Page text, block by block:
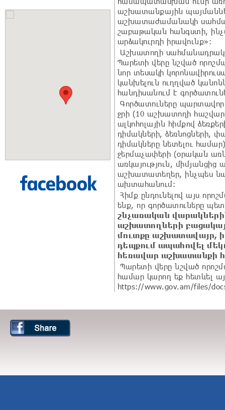
աշխատանքային
աշխատաժամանակի
շաբաթական հանգստի,
արձակուրդի իրավունք»:
Աշխատողի
Պարետի վերը նշված
նոր տեսակի
կանխելուն ուղղված
հանդիսանում է
Գործատուները
ջրի (10 աշխատողի
ալկոհոլային հիմքով
դիմակների, ձեռնոցների,
դիմակները նետելու
ջերմաչափերի (օրական
առկայություն,
աշխատատեղեր, ինչպես
ախտահանում:
Հիմք ընդունելով այս
ենք, որ գործատուները
շնչառական
աշխատողների
մուտքը աշխատավայր,
դեպքում ապահովել
հեռավար աշխատանքի
Պարետի վերը նշված
համար կարող եք հետևել
https://www.gov.am/files/